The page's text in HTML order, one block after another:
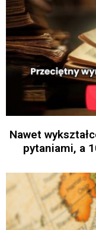
Nawet
pytaniami, a